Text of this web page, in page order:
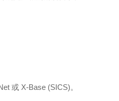
X-Base (SICS)。